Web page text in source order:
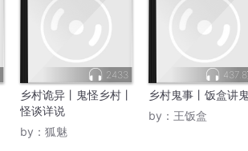
2433
乡村诡异丨鬼怪乡村丨
怪谈详说
by： 狐魅
乡村鬼事丨饭盒讲
by： 王饭盒